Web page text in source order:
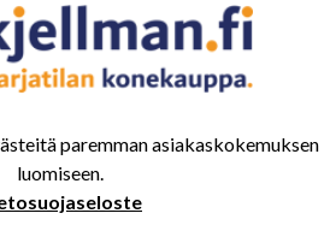
paremman asiakaskokemuksen
luomiseen.